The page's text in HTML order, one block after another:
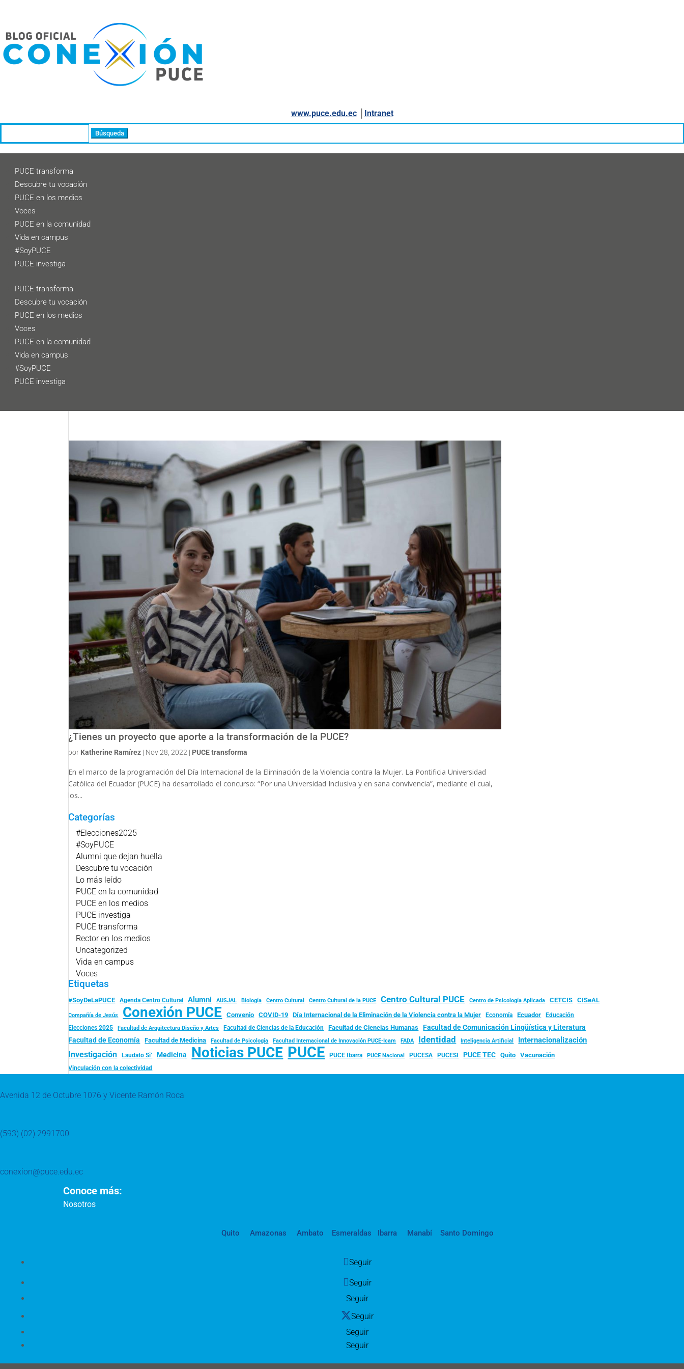
www.puce.edu.ec│ Intranet
PUCE transforma
Descubre tu vocación
PUCE en los medios
Voces
PUCE en la comunidad
Vida en campus
#SoyPUCE
PUCE investiga
PUCE transforma
Descubre tu vocación
PUCE en los medios
Voces
PUCE en la comunidad
Vida en campus
#SoyPUCE
PUCE investiga
¿Tienes un proyecto que aporte a la transformación de la PUCE?
por Katherine Ramírez | Nov 28, 2022 | PUCE transforma
En el marco de la programación del Día Internacional de la Eliminación de la Violencia contra la Mujer. La Pontificia Universidad
Católica del Ecuador (PUCE) ha desarrollado el concurso: “Por una Universidad Inclusiva y en sana convivencia”, mediante el cual,
los...
Categorías
#Elecciones2025
#SoyPUCE
Alumni que dejan huella
Descubre tu vocación
Lo más leído
PUCE en la comunidad
PUCE en los medios
PUCE investiga
PUCE transforma
Rector en los medios
Uncategorized
Vida en campus
Voces
Etiquetas
#SoyDeLaPUCE Agenda Centro Cultural Alumni AUSJAL Biología Centro Cultural Centro Cultural de la PUCE Centro Cultural PUCE Centro de Psicología Aplicada CETCIS CISeAL
Compañía de Jesús Conexión PUCE Convenio COVID-19 Día Internacional de la Eliminación de la Violencia contra la Mujer Economía Ecuador
Educación
Elecciones 2025
Facultad de Arquitectura Diseño y Artes Facultad de Ciencias de la Educación Facultad de Ciencias Humanas Facultad de Comunicación Lingüística y Literatura
Facultad de Economía Facultad de Medicina Facultad de Psicología Facultad Internacional de Innovación PUCE-Icam FADA Identidad Inteligencia Artificial Internacionalización
Investigación Laudato Si’ Medicina Noticias PUCE PUCE PUCE Ibarra PUCE Nacional PUCESA PUCESI PUCE TEC Quito Vacunación
Vinculación con la colectividad
Avenida 12 de Octubre 1076 y Vicente Ramón Roca
(593) (02) 2991700
conexion@puce.edu.ec
Conoce más:
Nosotros
Quito Amazonas Ambato Esmeraldas Ibarra Manabí Santo Domingo
Seguir
Seguir
Seguir
Seguir
Seguir
Seguir